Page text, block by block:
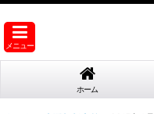
メニュー
ホーム